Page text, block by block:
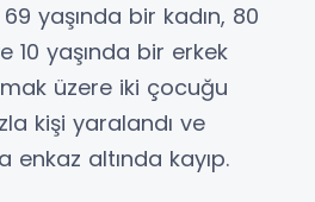
yaşında bir kadın, 80
10 yaşında bir erkek
üzere iki çocuğu
kişi yaralandı ve
enkaz altında kayıp.